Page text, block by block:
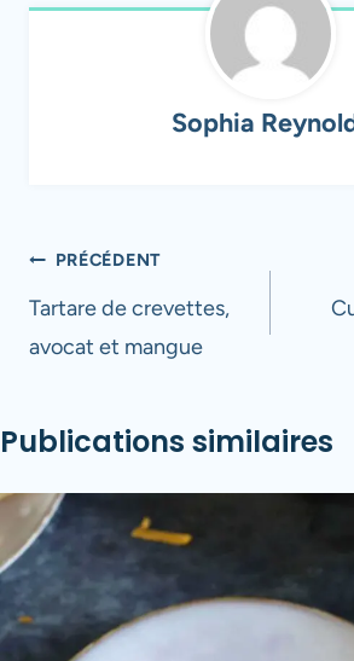
Sophia
Navigation
de
l’article
PRÉCÉDENT
Tartare de crevettes,
avocat et mangue
Publications similaires